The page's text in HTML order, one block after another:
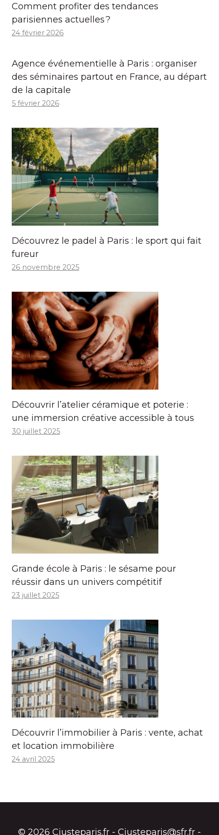
Comment profiter des tendances
parisiennes actuelles ?
24 février 2026
Agence événementielle à Paris : organiser
des séminaires partout en France, au départ
de la capitale
5 février 2026
Découvrez le padel à Paris : le sport qui fait
fureur
26 novembre 2025
Découvrir l’atelier céramique et poterie :
une immersion créative accessible à tous
30 juillet 2025
Grande école à Paris : le sésame pour
réussir dans un univers compétitif
23 juillet 2025
Découvrir l’immobilier à Paris : vente, achat
et location immobilière
24 avril 2025
© 2026 Cjusteparis.fr - Cjusteparis@sfr.fr -